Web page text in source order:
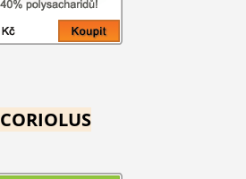
CORIOLUS